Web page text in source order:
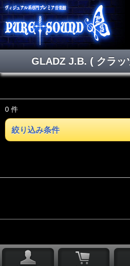
GLADZ J.B. ( クラッ
0 件
絞り込み条件